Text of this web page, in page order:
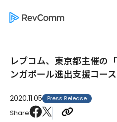
レブコム、東京都主催の
ンガポール進出支援コー
2020.11.05 Press Release
Share